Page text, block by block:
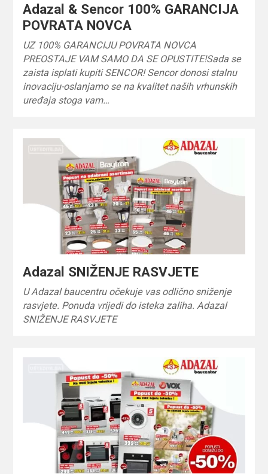
Adazal & Sencor 100% GARANCIJA
POVRATA NOVCA
UZ 100% GARANCIJU POVRATA NOVCA
PREOSTAJE VAM SAMO DA SE OPUSTITE!Sada se
zaista isplati kupiti SENCOR! Sencor donosi stalnu
inovaciju-oslanjamo se na kvalitet naših vrhunskih
uređaja stoga vam…
Adazal SNIŽENJE RASVJETE
U Adazal baucentru očekuje vas odlično sniženje
rasvjete. Ponuda vrijedi do isteka zaliha. Adazal
SNIŽENJE RASVJETE